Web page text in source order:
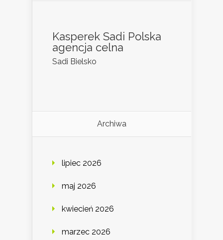
Kasperek Sadi Polska
agencja celna
Sadi Bielsko
Archiwa
lipiec 2026
maj 2026
kwiecień 2026
marzec 2026